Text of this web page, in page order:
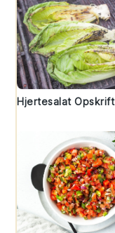
Hjertesalat Opskrift